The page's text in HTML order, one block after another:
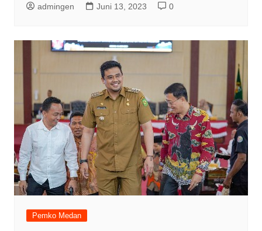
admingen Juni 13, 2023 0
Pemko Medan